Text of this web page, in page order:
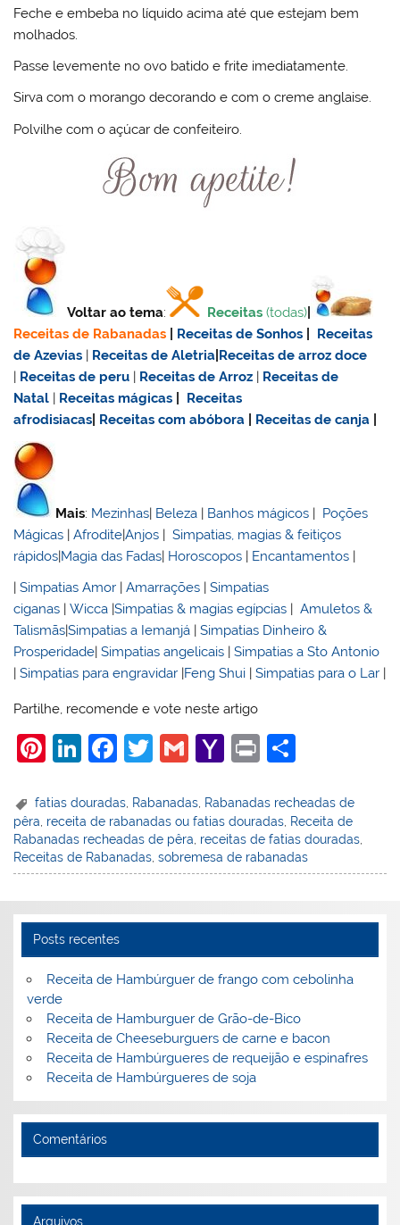
Feche e embeba no líquido acima até que estejam bem
molhados.
Passe levemente no ovo batido e frite imediatamente.
Sirva com o morango decorando e com o creme anglaise.
Polvilhe com o açúcar de confeiteiro.
Voltar ao tema: Receitas (todas)
Receitas de Rabanadas
Receitas de Sonhos
Receitas
de Azevias | Receitas de Aletria Receitas dearroz doce
| Receitas de peru | Receitas de Arroz | Receitas de
Natal | Receitas mágicas
Receitas
afrodisiacas Receitas com abóbora Receitas de canja
Mais: Mezinhas| Beleza | Banhos mágicos | Poções
Mágicas |Afrodite|Anjos |Simpatias, magias & feitiços
rápidos|Magia das Fadas| Horoscopos | Encantamentos |
|Simpatias Amor |Amarrações |Simpatias
ciganas |Wicca |Simpatias & magias egípcias |Amuletos &
Talismãs|Simpatias a Iemanjá |Simpatias Dinheiro &
Prosperidade|Simpatias angelicais |Simpatias a Sto Antonio
|Simpatias para engravidar |Feng Shui |Simpatias para o Lar |
Partilhe, recomende e vote neste artigo
Pi
er
e
st
Li
k
e
dI
F
c
e
b
o
k
T
itt
er
G
ai
l
Y
h
o
o
ai
Pr
t
ar
e
fatias douradas Rabanadas Rabanadas recheadas de
pêra receita de rabanadas ou fatias douradas Receita de
Rabanadas recheadas de pêra receitas de fatias douradas
Receitas de Rabanadas ,sobremesa de rabanadas
Posts recentes
Receita de Hambúrguer de frango com cebolinha
verde
Receita de Hamburguer de Grão-de-Bico
Receita de Cheeseburguers de carne e bacon
Receita de Hambúrgueres de requeijão e espinafres
Receita de Hambúrgueres de soja
Comentários
Arquivos